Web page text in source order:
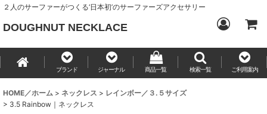
２人のサーファーがつくる‘日本初’のサーファーズアクセサリー
DOUGHNUT NECKLACE
ブランド ジャーナル 商品一覧 検索一覧 ご利用案内
HOME／ホーム > ネックレス > レインボー／３.５サイズ
> 3.5 Rainbow｜ネックレス